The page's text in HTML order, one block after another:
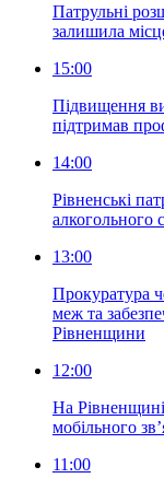
Патрульні
залишила
15:00
Підвищення
підтримав
14:00
Рівненські
алкогольного
13:00
Прокуратура
меж та
Рівненщини
12:00
На
мобільного
11:00